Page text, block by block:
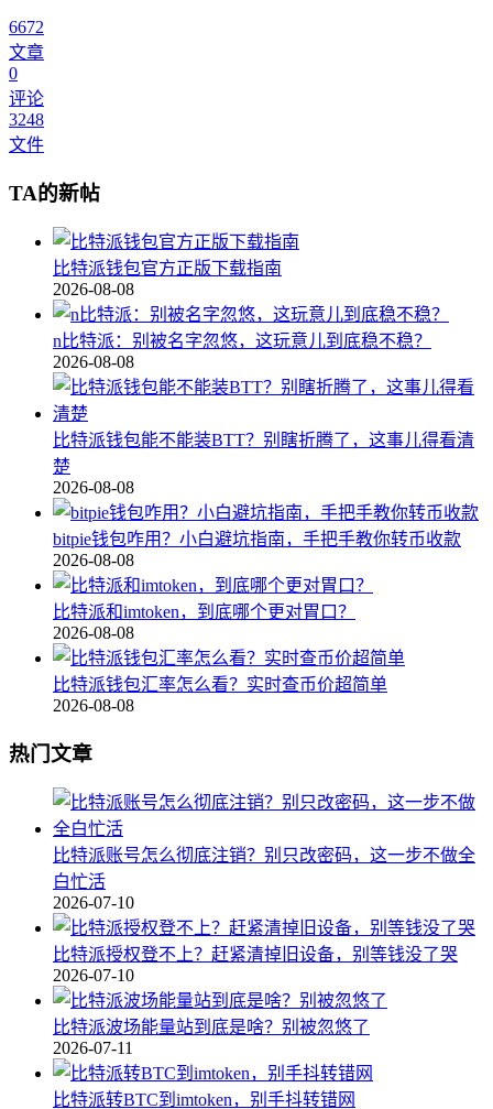
6672
文章
0
评论
3248
文件
TA的新帖
比特派钱包官方正版下载指南
2026-08-08
n比特派：别被名字忽悠，这玩意儿到底稳不稳？
2026-08-08
比特派钱包能不能装BTT？别瞎折腾了，这事儿得看清
楚
2026-08-08
bitpie钱包咋用？小白避坑指南，手把手教你转币收款
2026-08-08
比特派和imtoken，到底哪个更对胃口？
2026-08-08
比特派钱包汇率怎么看？实时查币价超简单
2026-08-08
热门文章
比特派账号怎么彻底注销？别只改密码，这一步不做全
白忙活
2026-07-10
比特派授权登不上？赶紧清掉旧设备，别等钱没了哭
2026-07-10
比特派波场能量站到底是啥？别被忽悠了
2026-07-11
比特派转BTC到imtoken，别手抖转错网